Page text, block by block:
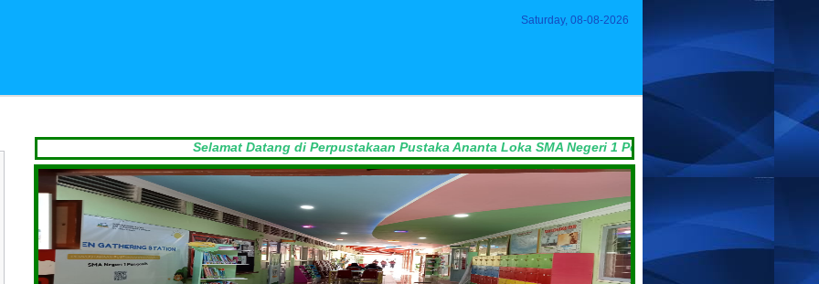
Saturday, 08-08-2026
Selamat Datang di Perpustakaan Pustaka Ananta Loka SMA Negeri 1 Pengasih NPP: 3401071E1000002